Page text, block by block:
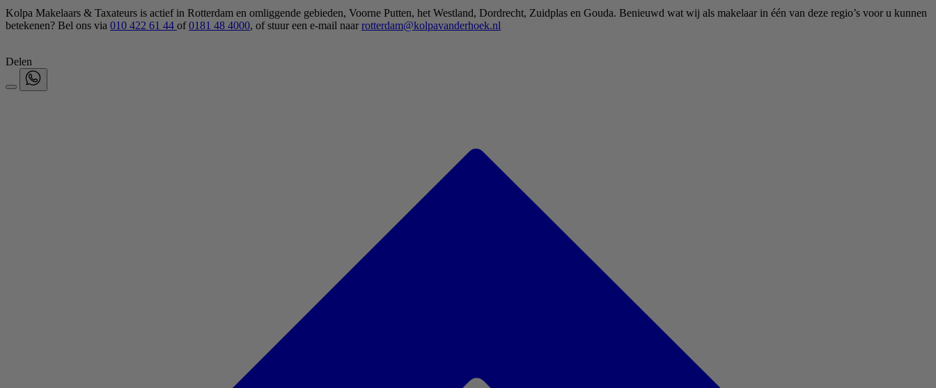
Kolpa Makelaars & Taxateurs is actief in Rotterdam en omliggende gebieden, Voorne Putten, het Westland, Dordrecht, Zuidplas en Gouda. Benieuwd wat wij als makelaar in één van deze regio’s voor u kunnen
betekenen? Bel ons via 010 422 61 44 of0181 48 4000, of stuur een e-mail naar rotterdam@kolpavanderhoek.nl
Delen